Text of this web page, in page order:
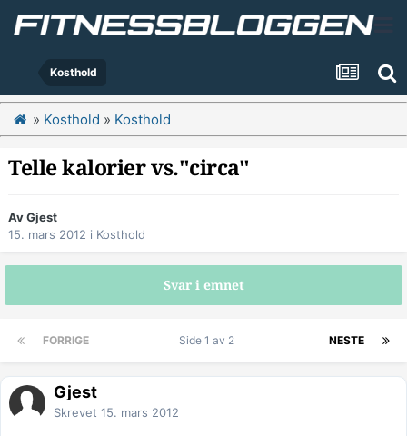
Kosthold
» Kosthold » Kosthold
Telle kalorier vs."circa"
Av Gjest
15. mars 2012 i Kosthold
Svar i emnet
FORRIGE NESTE
Side 1 av 2
Gjest
Skrevet 15. mars 2012